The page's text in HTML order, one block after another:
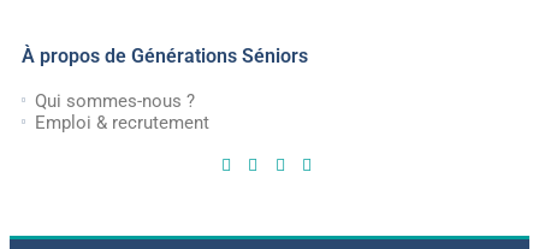
À propos de Générations Séniors
Qui sommes-nous ?
Emploi & recrutement